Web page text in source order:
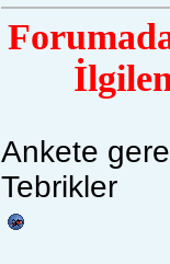
Ankete
Tebrikler